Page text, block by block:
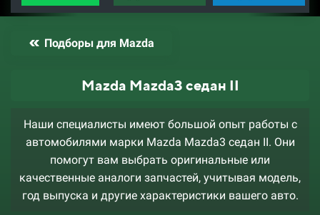
Подборы для Mazda
Mazda Mazda3 седан II
Наши специалисты имеют большой опыт работы с
автомобилями марки Mazda Mazda3 седан II. Они
помогут вам выбрать оригинальные или
качественные аналоги запчастей, учитывая модель,
год выпуска и другие характеристики вашего авто.